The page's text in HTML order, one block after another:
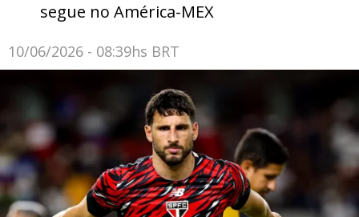
segue no América-MEX
10/06/2026 - 08:39hs BRT